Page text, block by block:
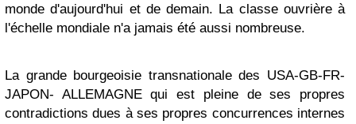
monde d'aujourd'hui et de demain. La classe ouvrière à
l'échelle mondiale n'a jamais été aussi nombreuse.
La grande bourgeoisie transnationale des USA-GB-FR-
JAPON- ALLEMAGNE qui est pleine de ses propres
contradictions dues à ses propres concurrences internes